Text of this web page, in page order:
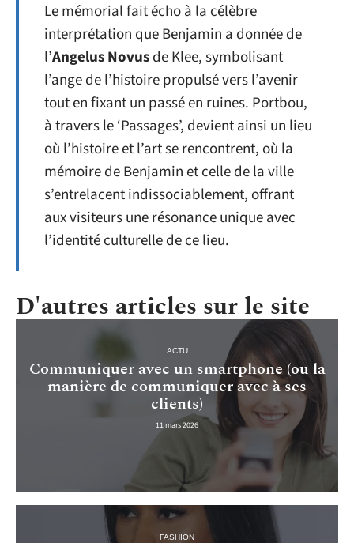
Le mémorial fait écho à la célèbre
interprétation que Benjamin a donnée de
l’Angelus Novusde Klee, symbolisant
l’ange de l’histoire propulsé vers l’avenir
tout en fixant un passé en ruines. Portbou,
à travers le ‘Passages’, devient ainsi un lieu
où l’histoire et l’art se rencontrent, où la
mémoire de Benjamin et celle de la ville
s’entrelacent indissociablement, offrant
aux visiteurs une résonance unique avec
l’identité culturelle de ce lieu.
D'autres articles sur le site
ACTU
Communiquer avec un smartphone (ou la
manière de communiquer avec à ses
clients)
11 mars 2026
FASHION